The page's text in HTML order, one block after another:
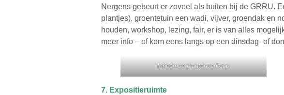
Nergens gebeurt er zoveel als buiten bij de GRRU.
plantjes), groentetuin een wadi, vijver, groendak en
houden, workshop, lezing, fair, er is van alles
meer info – of kom eens langs op een dinsdag- of
Inheemse plantenverkoop
7. Expositieruimte